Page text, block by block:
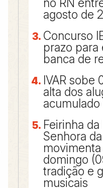
no RN
agosto de
Concurso
prazo para
banca de
IVAR sobe
alta dos
acumulado
Feirinha
Senhora
domingo
tradição e
musicais